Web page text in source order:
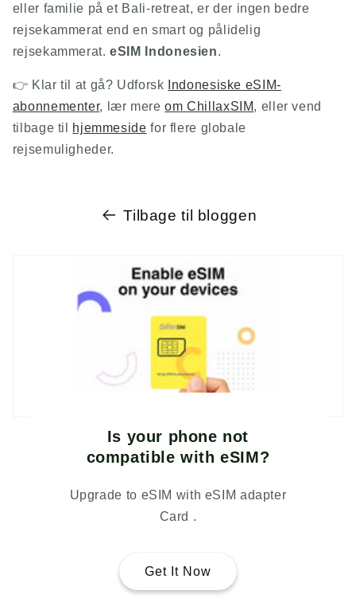
eller familie på et Bali-retreat, er der ingen bedre
rejsekammerat end en smart og pålidelig
rejsekammerat.eSIM Indonesien.
👉 Klar til at gå? Udforsk
Indonesiske eSIM-
abonnementer, lær mereomChillaxSIM, eller vend
tilbage til hjemmeside for flere globale
rejsemuligheder.
Tilbage til bloggen
Is your phone not
compatible with eSIM?
Upgrade to eSIM with eSIM adapter
Card .
Get It Now